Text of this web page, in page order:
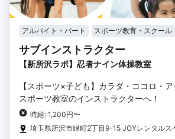
アルバイト・パート スポーツ教育・スクール
サブインストラクター
【新所沢ラボ】忍者ナイン体操教室
【スポーツ×子ども】カラダ・ココロ・
スポーツ教室のインストラクターへ！
時給: 1,200円〜
埼玉県所沢市緑町2丁目9-15 JOYレンタルス